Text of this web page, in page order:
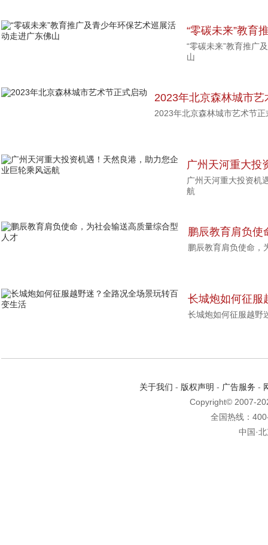
“零碳未来”教育
动走进广东佛山
“零碳未来”教育推广
山
2023年北京森林城市
2023年北京森林城市艺术节正
广州天河重大投
业巨轮乘风远航
广州天河重大投资机
航
鹏辰教育肩负使
人才
鹏辰教育肩负使命，
长城炮如何征服
变生活
长城炮如何征服越野
关于我们 - 版权声明 - 广告服务 -
Copyright© 2007-
全国热线：
中国·